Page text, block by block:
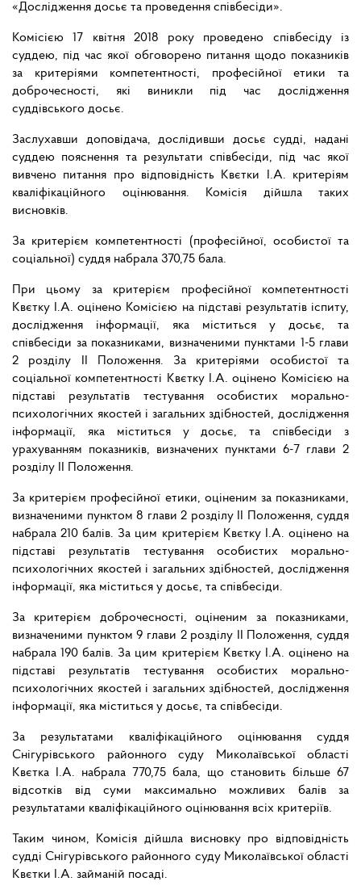
«Дослідження досьє та проведення співбесіди».
Комісією 17 квітня 2018 року проведено співбесіду із
суддею, під час якої обговорено питання щодо показників
за критеріями компетентності, професійної етики та
доброчесності, які виникли під час дослідження
суддівського досьє.
Заслухавши доповідача, дослідивши досьє судді, надані
суддею пояснення та результати співбесіди, під час якої
вивчено питання про відповідність Квєтки І.А. критеріям
кваліфікаційного оцінювання. Комісія дійшла таких
висновків.
За критерієм компетентності (професійної, особистої та
соціальної) суддя набрала 370,75 бала.
При цьому за критерієм професійної компетентності
Квєтку І.А. оцінено Комісією на підставі результатів іспиту,
дослідження інформації, яка міститься у досьє, та
співбесіди за показниками, визначеними пунктами 1-5 глави
2 розділу II Положення. За критеріями особистої та
соціальної компетентності Квєтку І.А. оцінено Комісією на
підставі результатів тестування особистих морально-
психологічних якостей і загальних здібностей, дослідження
інформації, яка міститься у досьє, та співбесіди з
урахуванням показників, визначених пунктами 6-7 глави 2
розділу II Положення.
За критерієм професійної етики, оціненим за показниками,
визначеними пунктом 8 глави 2 розділу II Положення, суддя
набрала 210 балів. За цим критерієм Квєтку І.А. оцінено на
підставі результатів тестування особистих морально-
психологічних якостей і загальних здібностей, дослідження
інформації, яка міститься у досьє, та співбесіди.
За критерієм доброчесності, оціненим за показниками,
визначеними пунктом 9 глави 2 розділу II Положення, суддя
набрала 190 балів. За цим критерієм Квєтку І.А. оцінено на
підставі результатів тестування особистих морально-
психологічних якостей і загальних здібностей, дослідження
інформації, яка міститься у досьє, та співбесіди.
За результатами кваліфікаційного оцінювання суддя
Снігурівського районного суду Миколаївської області
Квєтка І.А. набрала 770,75 бала, що становить більше 67
відсотків від суми максимально можливих балів за
результатами кваліфікаційного оцінювання всіх критеріїв.
Таким чином, Комісія дійшла висновку про відповідність
судді Снігурівського районного суду Миколаївської області
Квєтки І.А. займаній посаді.